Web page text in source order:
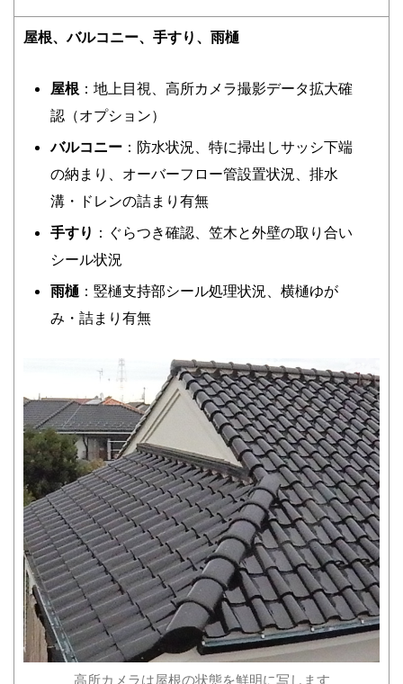
屋根、バルコニー、手すり、雨樋
屋根 ：地上目視、高所カメラ撮影データ拡大確
認（オプション）
バルコニー ：防水状況、特に掃出しサッシ下端
の納まり、オーバーフロー管設置状況、排水
溝・ドレンの詰まり有無
手すり ：ぐらつき確認、笠木と外壁の取り合い
シール状況
雨樋 ：竪樋支持部シール処理状況、横樋ゆが
み・詰まり有無
高所カメラは屋根の状態を鮮明に写します